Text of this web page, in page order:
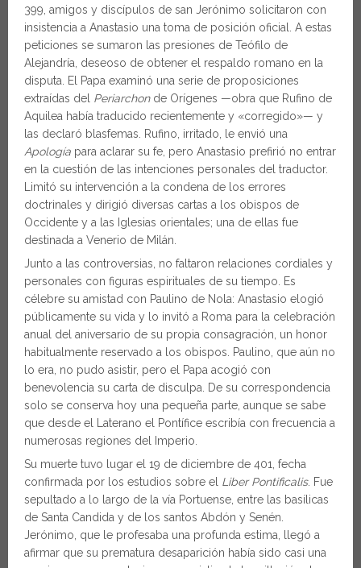
399, amigos y discípulos de san Jerónimo solicitaron con
insistencia a Anastasio una toma de posición oficial. A estas
peticiones se sumaron las presiones de Teófilo de
Alejandría, deseoso de obtener el respaldo romano en la
disputa. El Papa examinó una serie de proposiciones
extraídas del Periarchonde Orígenes —obra que Rufino de
Aquilea había traducido recientemente y «corregido»— y
las declaró blasfemas. Rufino, irritado, le envió una
Apología para aclarar su fe, pero Anastasio prefirió no entrar
en la cuestión de las intenciones personales del traductor.
Limitó su intervención a la condena de los errores
doctrinales y dirigió diversas cartas a los obispos de
Occidente y a las Iglesias orientales; una de ellas fue
destinada a Venerio de Milán.
Junto a las controversias, no faltaron relaciones cordiales y
personales con figuras espirituales de su tiempo. Es
célebre su amistad con Paulino de Nola: Anastasio elogió
públicamente su vida y lo invitó a Roma para la celebración
anual del aniversario de su propia consagración, un honor
habitualmente reservado a los obispos. Paulino, que aún no
lo era, no pudo asistir, pero el Papa acogió con
benevolencia su carta de disculpa. De su correspondencia
solo se conserva hoy una pequeña parte, aunque se sabe
que desde el Laterano el Pontífice escribía con frecuencia a
numerosas regiones del Imperio.
Su muerte tuvo lugar el 19 de diciembre de 401, fecha
confirmada por los estudios sobre el Liber Pontificalis. Fue
sepultado a lo largo de la vía Portuense, entre las basílicas
de Santa Candida y de los santos Abdón y Senén.
Jerónimo, que le profesaba una profunda estima, llegó a
afirmar que su prematura desaparición había sido casi una